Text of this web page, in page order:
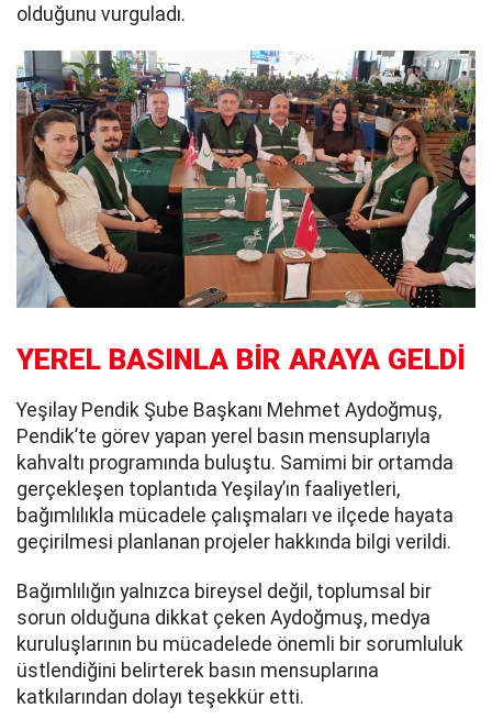
olduğunu vurguladı.
YEREL BASINLA BİR ARAYA GELDİ
Yeşilay Pendik Şube Başkanı Mehmet Aydoğmuş,
Pendik’te görev yapan yerel basın mensuplarıyla
kahvaltı programında buluştu. Samimi bir ortamda
gerçekleşen toplantıda Yeşilay’ın faaliyetleri,
bağımlılıkla mücadele çalışmaları ve ilçede hayata
geçirilmesi planlanan projeler hakkında bilgi verildi.
Bağımlılığın yalnızca bireysel değil, toplumsal bir
sorun olduğuna dikkat çeken Aydoğmuş, medya
kuruluşlarının bu mücadelede önemli bir sorumluluk
üstlendiğini belirterek basın mensuplarına
katkılarından dolayı teşekkür etti.